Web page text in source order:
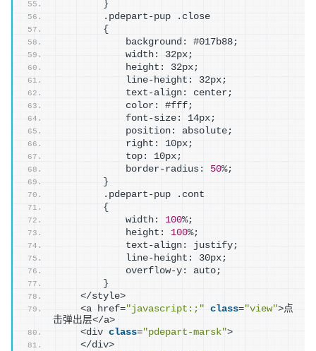
}
        .pdepart-pup .close
{
            background: #017b88;
            width: 32px;
            height: 32px;
            line-height: 32px;
            text-align: center;
            color: #fff;
            font-size: 14px;
            position: absolute;
            right: 10px;
            top: 10px;
            border-radius:
50%;
}
        .pdepart-pup .cont
{
            width:
100%;
            height:
100%;
            text-align: justify;
            line-height: 30px;
            overflow-y: auto;
}
    </style>
    <a href=
"javascript:;" class="view">点
击弹出层</a>
    <div
class="pdepart-marsk">
    </div>